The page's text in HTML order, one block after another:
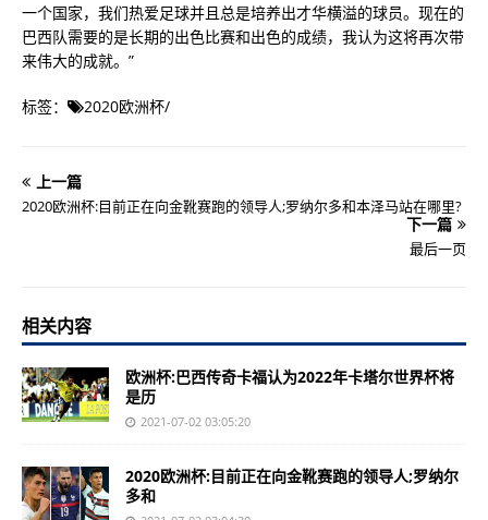
一个国家，我们热爱足球并且总是培养出才华横溢的球员。现在的
巴西队需要的是长期的出色比赛和出色的成绩，我认为这将再次带
来伟大的成就。”
标签： 2020欧洲杯/
上一篇
2020欧洲杯:目前正在向金靴赛跑的领导人;罗纳尔多和本泽马站在哪里?
下一篇
最后一页
相关内容
欧洲杯:巴西传奇卡福认为2022年卡塔尔世界杯将
是历
2021-07-02 03:05:20
2020欧洲杯:目前正在向金靴赛跑的领导人;罗纳尔
多和